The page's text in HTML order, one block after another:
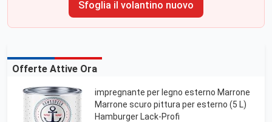
Sfoglia il volantino nuovo
Offerte Attive Ora
impregnante per legno esterno Marrone
Marrone scuro pittura per esterno (5 L)
Hamburger Lack-Profi